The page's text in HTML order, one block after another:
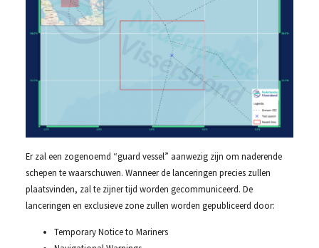
Er zal een zogenoemd “guard vessel” aanwezig zijn om naderende
schepen te waarschuwen. Wanneer de lanceringen precies zullen
plaatsvinden, zal te zijner tijd worden gecommuniceerd. De
lanceringen en exclusieve zone zullen worden gepubliceerd door:
Temporary Notice to Mariners